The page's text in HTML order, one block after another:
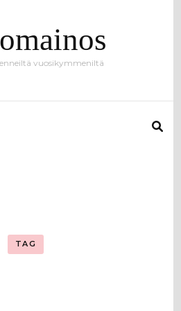
vuosikymmeniltä
TAG